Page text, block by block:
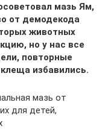
мазь Ям,
от демодекода
животных
но у нас все
повторные
избавились.
мазь от
для детей,